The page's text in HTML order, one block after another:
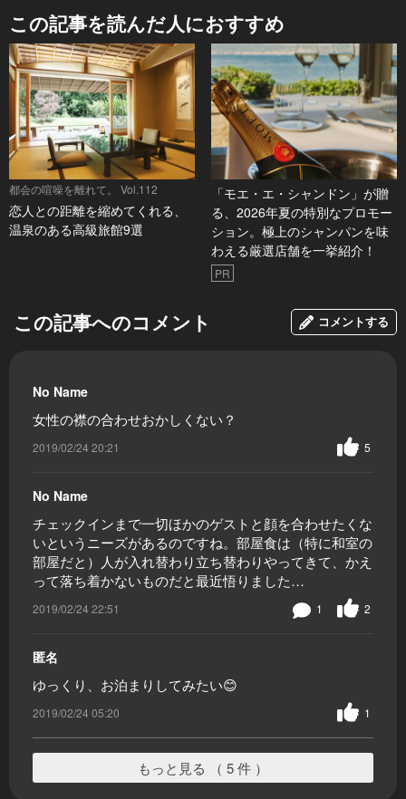
この記事を読んだ人におすすめ
都会の喧噪を離れて。 Vol.112
恋人との距離を縮めてくれる、
温泉のある高級旅館9選
「モエ・エ・シャンドン」が贈
る、2026年夏の特別なプロモー
ション。極上のシャンパンを味
わえる厳選店舗を一挙紹介！
PR
この記事へのコメント コメントする
No Name
女性の襟の合わせおかしくない？
2019/02/24 20:21 5
No Name
チェックインまで一切ほかのゲストと顔を合わせたくな
いというニーズがあるのですね。部屋食は（特に和室の
部屋だと）人が入れ替わり立ち替わりやってきて、かえ
って落ち着かないものだと最近悟りました…
2019/02/24 22:51 2
1
匿名
ゆっくり、お泊まりしてみたい😊
2019/02/24 05:20 1
もっと見る （ 5 件 ）